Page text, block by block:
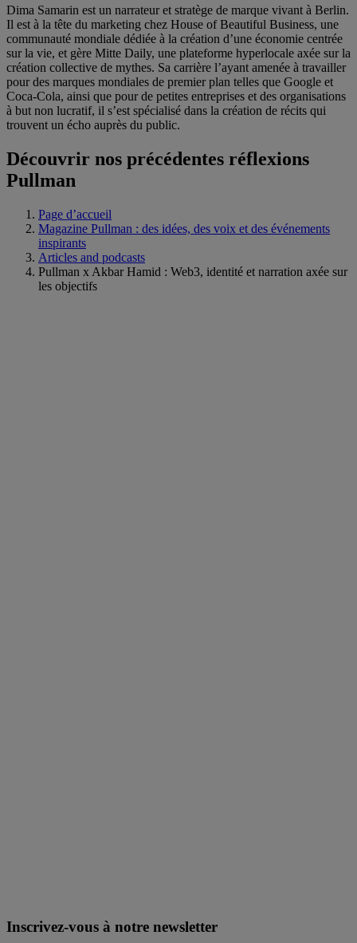
Dima Samarin est un narrateur et stratège de marque vivant à Berlin.
Il est à la tête du marketing chez House of Beautiful Business, une
communauté mondiale dédiée à la création d’une économie centrée
sur la vie, et gère Mitte Daily, une plateforme hyperlocale axée sur la
création collective de mythes. Sa carrière l’ayant amenée à travailler
pour des marques mondiales de premier plan telles que Google et
Coca-Cola, ainsi que pour de petites entreprises et des organisations
à but non lucratif, il s’est spécialisé dans la création de récits qui
trouvent un écho auprès du public.
Découvrir nos précédentes réflexions
Pullman
Page d’accueil
Magazine Pullman : des idées, des voix et des événements
inspirants
Articles and podcasts
Pullman x Akbar Hamid : Web3, identité et narration axée sur
les objectifs
Inscrivez-vous à notre newsletter